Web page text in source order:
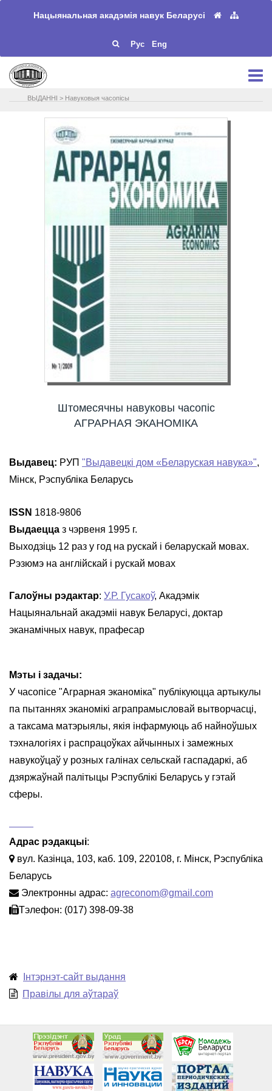
Нацыянальная акадэмія навук Беларусі
Рус Eng
ВЫДАННІ > Навуковыя часопісы
Штомесячны навуковы часопіс
АГРАРНАЯ ЭКАНОМІКА
Выдавец: РУП "Выдавецкі дом «Беларуская навука»",
Мінск, Рэспубліка Беларусь
ISSN 1818-9806
Выдаецца з чэрвеня 1995 г.
Выходзіць 12 раз у год на рускай і беларускай мовах.
Рэзюмэ на англійскай і рускай мовах
Галоўны рэдактар: У.Р. Гусакоў, Акадэмік
Нацыянальнай акадэміі навук Беларусі, доктар
эканамічных навук, прафесар
Мэты і задачы:
У часопісе "Аграрная эканоміка" публікуюцца артыкулы
па пытаннях эканомікі аграпрамысловай вытворчасці,
а таксама матэрыялы, якія інфармуюць аб найноўшых
тэхналогіях і распрацоўках айчынных і замежных
навукоўцаў у розных галінах сельскай гаспадаркі, аб
дзяржаўнай палітыцы Рэспублікі Беларусь у гэтай
сферы.
Адрас рэдакцыі:
вул. Казінца, 103, каб. 109, 220108, г. Мінск, Рэспубліка
Беларусь
Электронны адрас: agreconom@gmail.com
Тэлефон: (017) 398-09-38
Інтэрнэт-сайт выдання
Правілы для аўтараў